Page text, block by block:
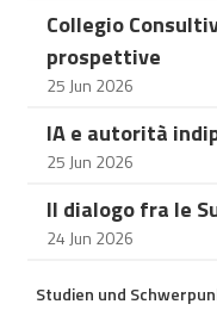
Collegio
prospettive
25 Jun 2026
IA e autorità
25 Jun 2026
Il dialogo fra le
24 Jun 2026
Studien und